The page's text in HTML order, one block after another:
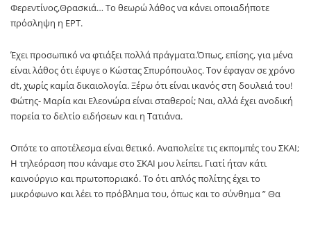
Φερεντίνος,Θρασκιά… Το θεωρώ λάθος να κάνει οποιαδήποτε
πρόσληψη η ΕΡΤ.
Έχει προσωπικό να φτιάξει πολλά πράγματα.Όπως, επίσης, για μένα
είναι λάθος ότι έφυγε ο Κώστας Σπυρόπουλος. Τον έφαγαν σε χρόνο
dt, χωρίς καμία δικαιολογία. Ξέρω ότι είναι ικανός στη δουλειά του!
Φώτης- Μαρία και Ελεονώρα είναι σταθεροί; Ναι, αλλά έχει ανοδική
πορεία το δελτίο ειδήσεων και η Τατιάνα.
Οπότε το αποτέλεσμα είναι θετικό. Αναπολείτε τις εκπομπές του ΣΚΑΙ;
Η τηλεόραση που κάναμε στο ΣΚΑΙ μου λείπει. Γιατί ήταν κάτι
καινούργιο και πρωτοποριακό. Το ότι απλός πολίτης έχει το
μικρόφωνο και λέει το πρόβλημα του, όπως και το σύνθημα ” Θα